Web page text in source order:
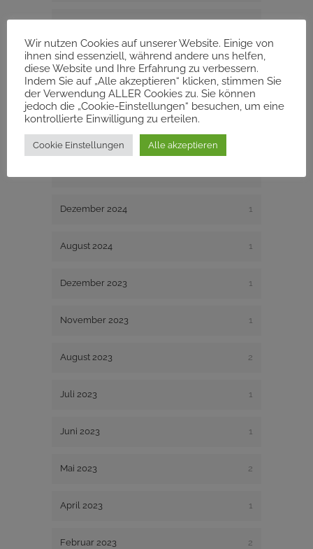
Juli 2025 1
Mai 2025 1
März 2025
Dezember 2024 1
August 2024 1
Dezember 2023 1
November 2023 1
August 2023 2
Juli 2023 1
Juni 2023 1
Mai 2023 2
April 2023 1
Februar 2023 2
Wir nutzen Cookies auf unserer Website. Einige von
ihnen sind essenziell, während andere uns helfen,
diese Website und Ihre Erfahrung zu verbessern.
Indem Sie auf „Alle akzeptieren“ klicken, stimmen Sie
der Verwendung ALLER Cookies zu. Sie können
jedoch die „Cookie-Einstellungen“ besuchen, um eine
kontrollierte Einwilligung zu erteilen.
Cookie Einstellungen Alle akzeptieren